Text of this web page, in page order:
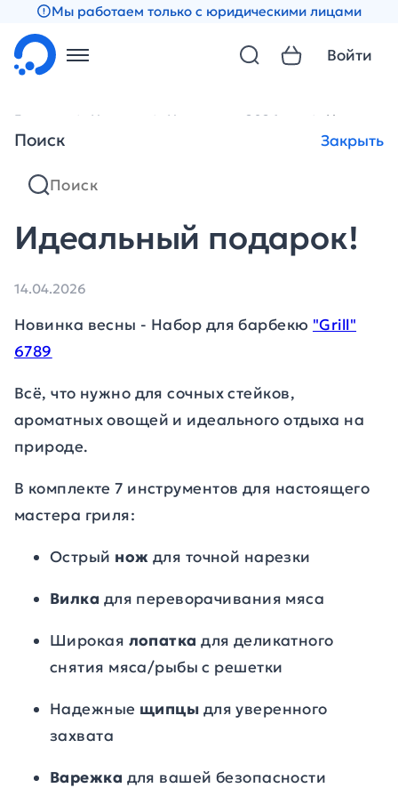
Мы работаем только с юридическими лицами
Поиск Закрыть
Войти
Главная Новости Новости за 2026 год
Идеальный подарок!
14.04.2026
Новинка весны - Набор для барбекю "Grill"
6789
Всё, что нужно для сочных стейков,
ароматных овощей и идеального отдыха на
природе.
В комплекте 7 инструментов для настоящего
мастера гриля:
Острый нож для точной нарезки
Вилка для переворачивания мяса
Широкая лопатка для деликатного
снятия мяса/рыбы с решетки
Надежные щипцы для уверенного
захвата
Варежка для вашей безопасности